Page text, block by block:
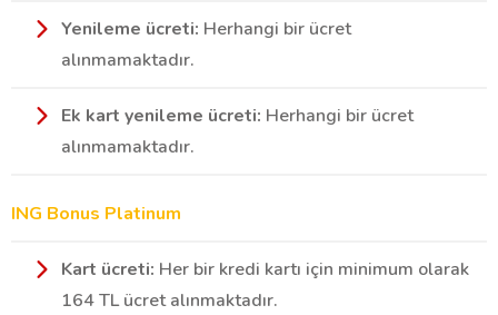
Yenileme ücreti: Herhangi bir ücret
alınmamaktadır.
Ek kart yenileme ücreti: Herhangi bir ücret
alınmamaktadır.
ING Bonus Platinum
Kart ücreti: Her bir kredi kartı için minimum olarak
164 TL ücret alınmaktadır.